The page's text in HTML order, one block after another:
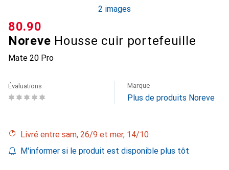
2 images
Noreve Housse cuir portefeuille
Mate 20 Pro
CHF
80.90
Évaluations Marque
Plus de produits Noreve
Livré entre sam, 26/9 et mer, 14/10
M'informer si le produit est disponible plus tôt